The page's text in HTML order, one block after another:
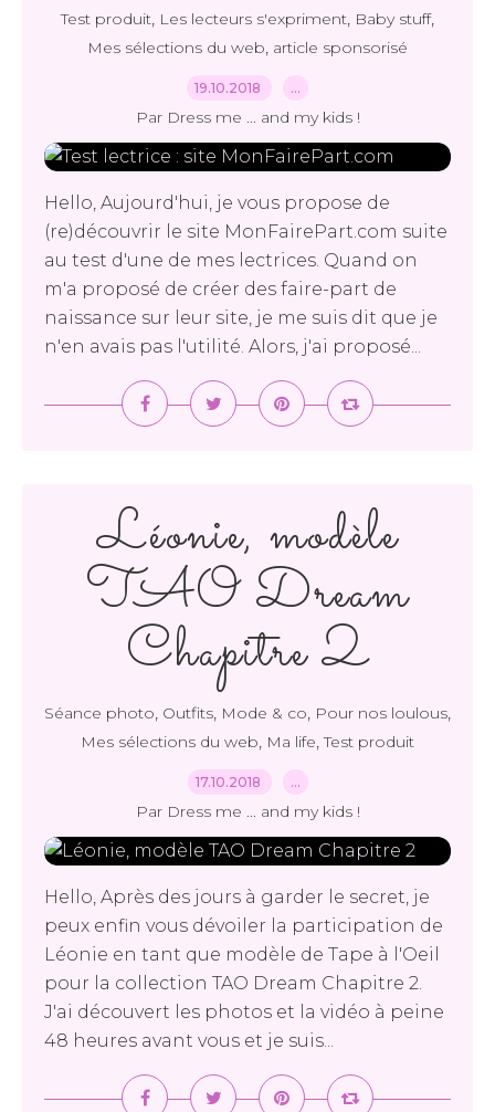
Test produit, Les lecteurs s'expriment, Baby stuff,
Mes sélections du web, article sponsorisé
19.10.2018 …
Par Dress me ... and my kids !
Hello, Aujourd'hui, je vous propose de
(re)découvrir le site MonFairePart.com suite
au test d'une de mes lectrices. Quand on
m'a proposé de créer des faire-part de
naissance sur leur site, je me suis dit que je
n'en avais pas l'utilité. Alors, j'ai proposé...
Léonie, modèle
TAO Dream
Chapitre 2
Séance photo, Outfits, Mode & co, Pour nos loulous,
Mes sélections du web, Ma life,Test produit
17.10.2018 …
Par Dress me ... and my kids !
Hello, Après des jours à garder le secret, je
peux enfin vous dévoiler la participation de
Léonie en tant que modèle de Tape à l'Oeil
pour la collection TAO Dream Chapitre 2.
J'ai découvert les photos et la vidéo à peine
48 heures avant vous et je suis...